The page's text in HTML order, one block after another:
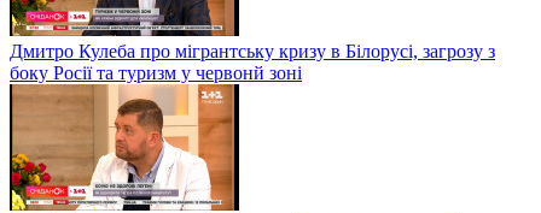
Дмитро Кулеба про мігрантську кризу в Білорусі, загрозу з
боку Росії та туризм у червонй зоні